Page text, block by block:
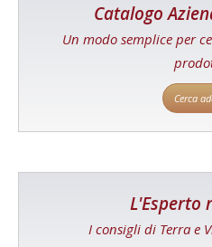
Catalogo
Un modo semplice per
Cerca
L'Esperto
I consigli di Terra e